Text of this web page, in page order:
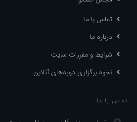
تماس با ما
درباره ما
شرایط و مقررات سایت
نحوه برگزاری دوره‌های آنلاین
تماس با ما